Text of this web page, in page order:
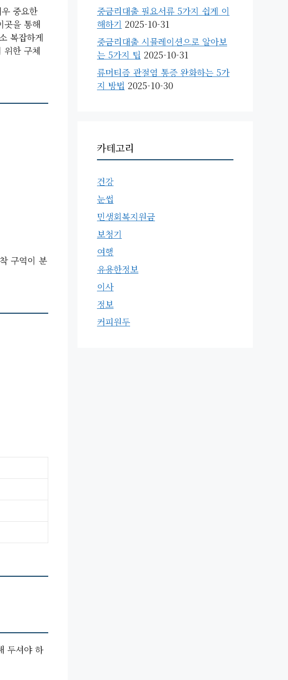
중요한
곳을 통해
복잡하게
위한 구체
구역이 분
두셔야 하
중금리대출 필요서류 5가지 쉽게 이
해하기 2025-10-31
중금리대출 시뮬레이션으로 알아보
는 5가지 팁 2025-10-31
류머티즘 관절염 통증 완화하는 5가
지 방법 2025-10-30
카테고리
건강
눈썹
민생회복지원금
보청기
여행
유용한정보
이사
정보
커피원두